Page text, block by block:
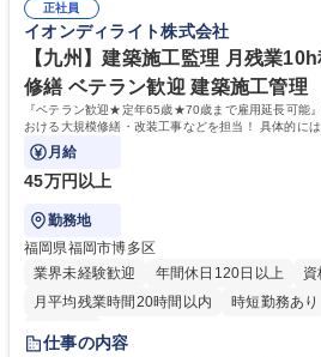
州エリア限定/施設管理】イオンG企業★月残
ス、ホテル、医療･福祉施設、学校施設など
提供しています。入社後は、経験に応じた研
制度で、さらなるスキルアップをサポート
なフォローで、施設管理のプロフェッショナ
けます。 学歴・資格 学歴：大学院 大学 高専 短大 専修学校 高校 語学力：
資格：第三種電気主任技術者 第二種電気工
正社員
イオンディライト株式会社
【九州】建築施工監理 月残業
修繕 ベテラン歓迎 建築施工管理
『ベテラン歓迎★定年65歳★70歳まで雇用延長可能
おける大規模修繕・改装工事などを担当！ 具体的には、管轄内の各地の施工受託案件を
担当いただきゼネコン、
月給
45万円以上
勤務地
福岡県福岡市博多区
業界未経験歓迎
年間休日120日以上
資
月平均残業時間20時間以内
時短勤務あり
服装自由
仕事の内容